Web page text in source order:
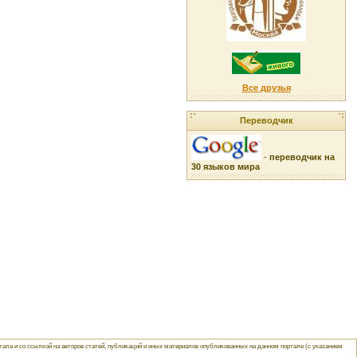
Все друзья
Переводчик
- переводчик на
30 языков мира
и со ссылкой на авторов статей, публикаций и иных материалов опубликованных на данном портале (с указанием